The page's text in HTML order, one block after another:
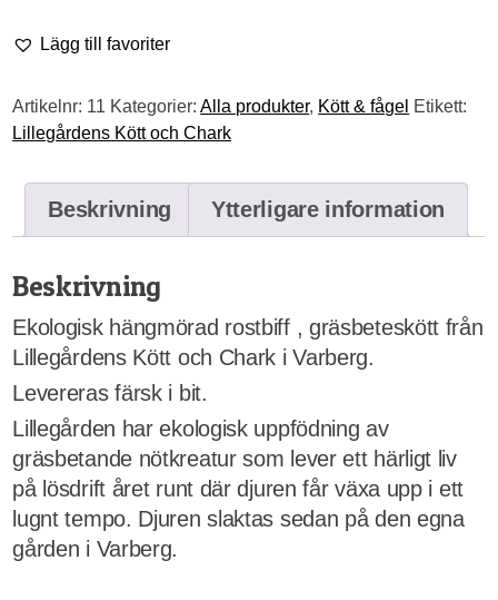
Lägg till favoriter
Artikelnr: 11 Kategorier:Alla produkter, Kött & fågel Etikett:
Lillegårdens Kött och Chark
Beskrivning Ytterligare information
Beskrivning
Ekologisk hängmörad rostbiff , gräsbeteskött från
Lillegårdens Kött och Chark i Varberg.
Levereras färsk i bit.
Lillegården har ekologisk uppfödning av
gräsbetande nötkreatur som lever ett härligt liv
på lösdrift året runt där djuren får växa upp i ett
lugnt tempo. Djuren slaktas sedan på den egna
gården i Varberg.